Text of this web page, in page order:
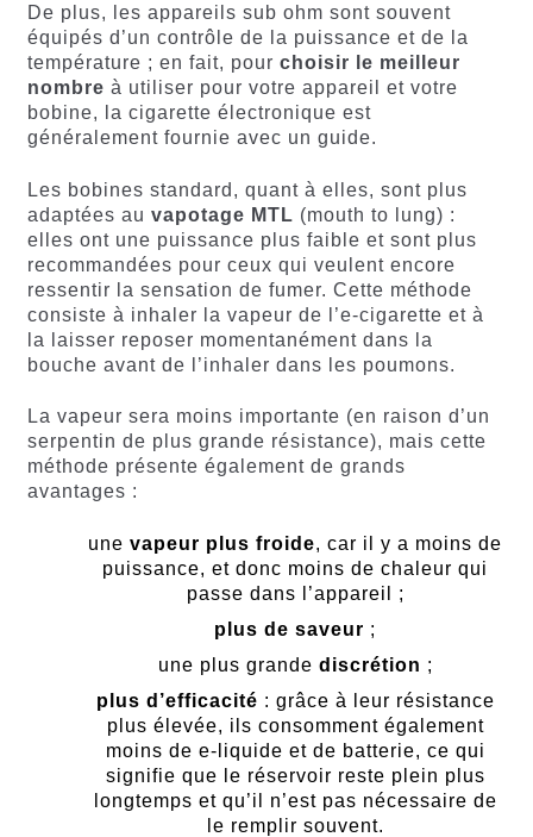
De plus, les appareils sub ohm sont souvent
équipés d’un contrôle de la puissance et de la
température ; en fait, pour choisir le meilleur
nombre à utiliser pour votre appareil et votre
bobine, la cigarette électronique est
généralement fournie avec un guide.
Les bobines standard, quant à elles, sont plus
adaptées au vapotage MTL (mouth to lung) :
elles ont une puissance plus faible et sont plus
recommandées pour ceux qui veulent encore
ressentir la sensation de fumer. Cette méthode
consiste à inhaler la vapeur de l’e-cigarette et à
la laisser reposer momentanément dans la
bouche avant de l’inhaler dans les poumons.
La vapeur sera moins importante (en raison d’un
serpentin de plus grande résistance), mais cette
méthode présente également de grands
avantages :
une vapeur plus froide, car il y a moins de
puissance, et donc moins de chaleur qui
passe dans l’appareil ;
plus de saveur ;
une plus grande discrétion ;
plus d’efficacité : grâce à leur résistance
plus élevée, ils consomment également
moins de e-liquide et de batterie, ce qui
signifie que le réservoir reste plein plus
longtemps et qu’il n’est pas nécessaire de
le remplir souvent.